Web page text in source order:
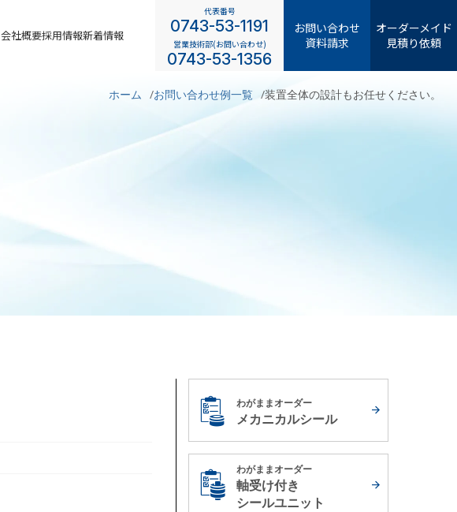
会社概要採用情報新着情報
代表番号
0743-53-1191
営業技術部(お問い合わせ)
0743-53-1356
お問い合わせ
資料請求
オーダーメイド
見積り依頼
ホーム お問い合わせ例一覧 装置全体の設計もお任せください。
わがままオーダー
メカニカルシール
わがままオーダー
軸受け付き
シールユニット